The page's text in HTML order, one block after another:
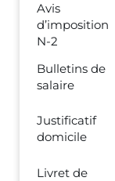
Avis
d’imposition
N-2
Bulletins de
salaire
Justificatif
domicile
Livret de